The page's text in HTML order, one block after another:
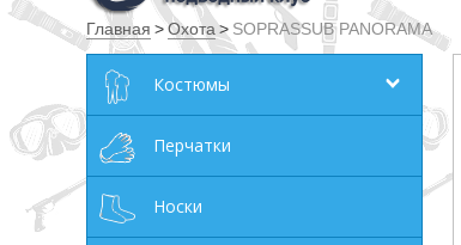
Искать
Любое из слов
Все слова
Точное совпадение
Главная >Охота > SOPRASSUB PANORAMA
Костюмы
Перчатки
Носки